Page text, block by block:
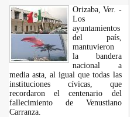
Orizaba, Ver. -
Los
ayuntamientos
del país,
mantuvieron
la bandera
nacional a
media asta, al igual que todas las
instituciones cívicas, que
recordaron el centenario del
fallecimiento de Venustiano
Carranza.